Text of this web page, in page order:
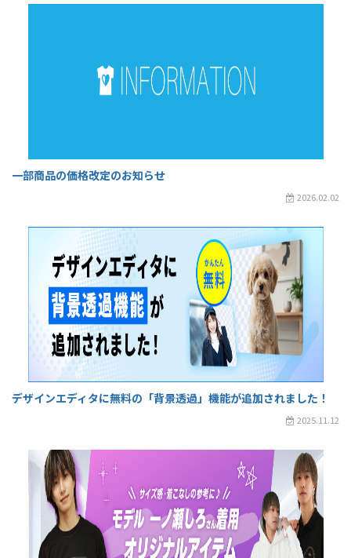
一部商品の価格改定のお知らせ
2026.02.02
デザインエディタに無料の「背景透過」機能が追加されました！
2025.11.12